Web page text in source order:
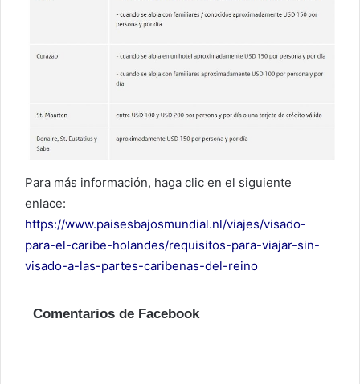
Para más información, haga clic en el siguiente
enlace:
https://www.paisesbajosmundial.nl/viajes/visado-
para-el-caribe-holandes/requisitos-para-viajar-sin-
visado-a-las-partes-caribenas-del-reino
Comentarios de Facebook